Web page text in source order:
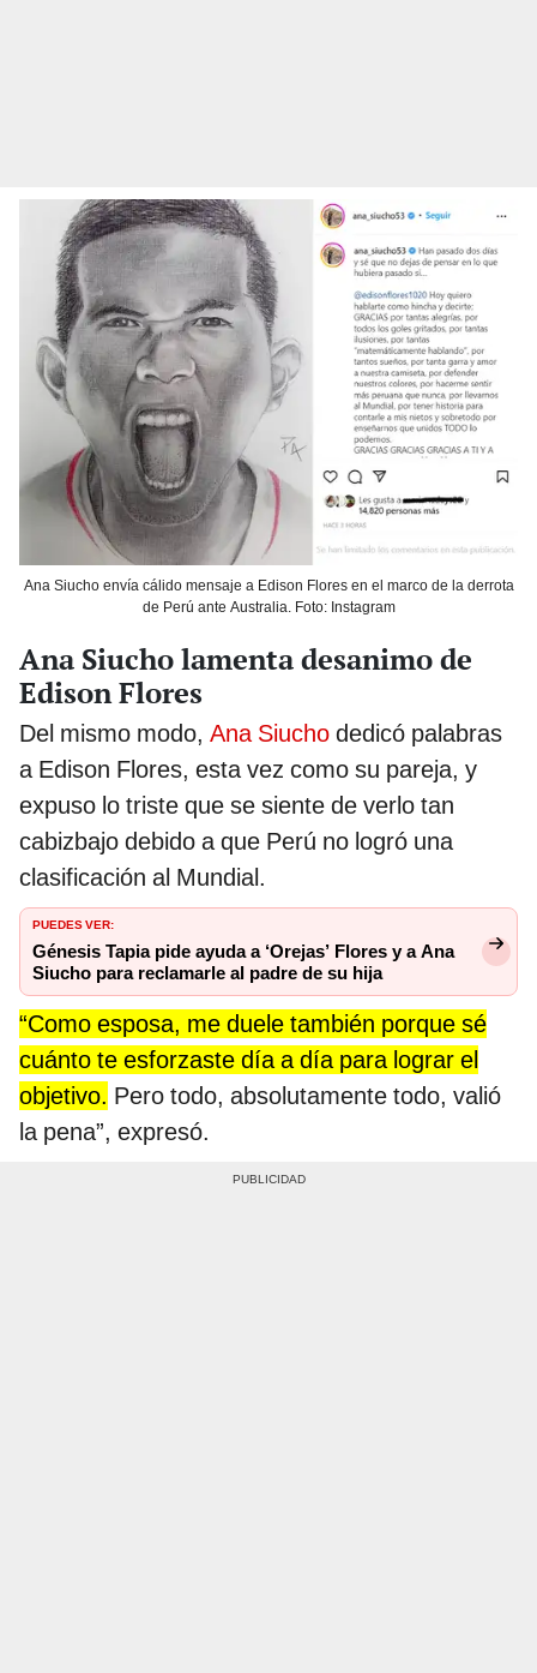
Ana Siucho envía cálido mensaje a Edison Flores en el marco de la derrota
de Perú ante Australia. Foto: Instagram
Ana Siucho lamenta desanimo de
Edison Flores
Del mismo modo, Ana Siucho dedicó palabras
a Edison Flores, esta vez como su pareja, y
expuso lo triste que se siente de verlo tan
cabizbajo debido a que Perú no logró una
clasificación al Mundial.
PUEDES VER:
Génesis Tapia pide ayuda a ‘Orejas’ Flores y a Ana
Siucho para reclamarle al padre de su hija
“Como esposa, me duele también porque sé
cuánto te esforzaste día a día para lograr el
objetivo. Pero todo, absolutamente todo, valió
la pena”, expresó.